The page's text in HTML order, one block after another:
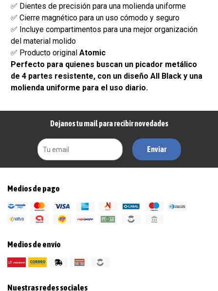
✅ Dientes de precisión para una molienda uniforme
✅ Cierre magnético para un uso cómodo y seguro
✅ Incluye compartimentos para una mejor organización
del material molido
✅ Producto originalAtomic
Perfecto para quienes buscan un picador metálico
de 4 partes resistente, con un diseño All Black y una
molienda uniforme para el uso diario.
Dejanos tu mail para recibir novedades
Enviar
Medios de pago
Medios de envío
Nuestras redes sociales